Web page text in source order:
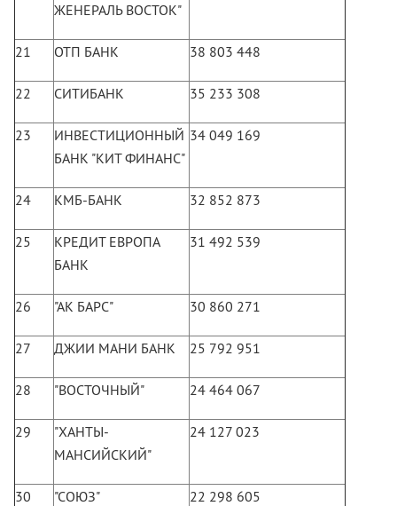
ЖЕНЕРАЛЬ ВОСТОК"
21 ОТП БАНК 38 803 448
22 СИТИБАНК 35 233 308
23
ИНВЕСТИЦИОННЫЙ
БАНК "КИТ ФИНАНС"
34 049 169
24 КМБ-БАНК 32 852 873
25
КРЕДИТ ЕВРОПА
БАНК
31 492 539
26 "АК БАРС" 30 860 271
27 ДЖИИ МАНИ БАНК 25 792 951
28 "ВОСТОЧНЫЙ" 24 464 067
29
"ХАНТЫ-
МАНСИЙСКИЙ"
24 127 023
30 "СОЮЗ" 22 298 605